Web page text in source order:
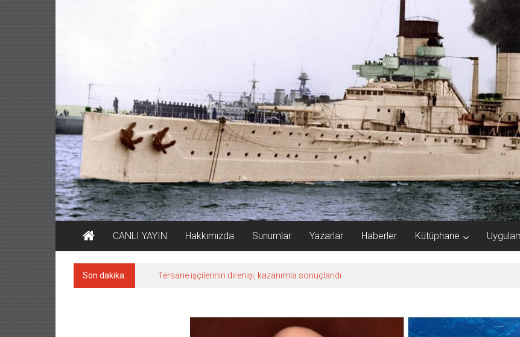
CANLI YAYIN Hakkımızda Sunumlar Yazarlar Haberler Kütüphane
Son dakika: Tersane işçilerinin direnişi, kazanımla sonuçlandı